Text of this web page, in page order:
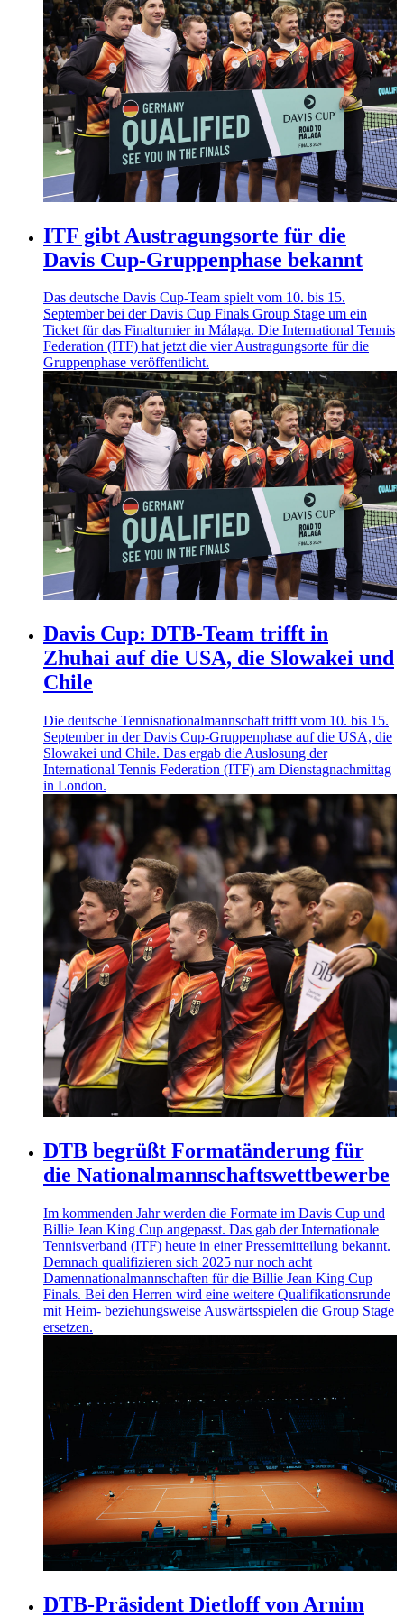
ITF gibt Austragungsorte für die
Davis Cup-Gruppenphase bekannt
Das deutsche Davis Cup-Team spielt vom 10. bis 15.
September bei der Davis Cup Finals Group Stage um ein
Ticket für das Finalturnier in Málaga. Die International Tennis
Federation (ITF) hat jetzt die vier Austragungsorte für die
Gruppenphase veröffentlicht.
Davis Cup: DTB-Team trifft in
Zhuhai auf die USA, die Slowakei und
Chile
Die deutsche Tennisnationalmannschaft trifft vom 10. bis 15.
September in der Davis Cup-Gruppenphase auf die USA, die
Slowakei und Chile. Das ergab die Auslosung der
International Tennis Federation (ITF) am Dienstagnachmittag
in London.
DTB begrüßt Formatänderung für
die Nationalmannschaftswettbewerbe
Im kommenden Jahr werden die Formate im Davis Cup und
Billie Jean King Cup angepasst. Das gab der Internationale
Tennisverband (ITF) heute in einer Pressemitteilung bekannt.
Demnach qualifizieren sich 2025 nur noch acht
Damennationalmannschaften für die Billie Jean King Cup
Finals. Bei den Herren wird eine weitere Qualifikationsrunde
mit Heim- beziehungsweise Auswärtsspielen die Group Stage
ersetzen.
DTB-Präsident Dietloff von Arnim